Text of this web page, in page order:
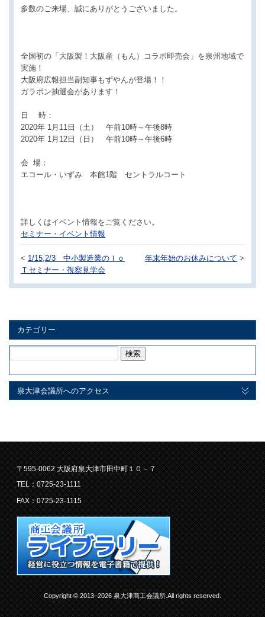
多数のご来場、誠にありがとうございました。
全国初の「大阪製！大阪産（もん）コラボ即売会」を泉州地域で
実施！
大阪府広報担当副知事もずやんが登場！！
ガラポン抽選会があります！
日 時：
2020年 1月11日（土） 午前10時～午後8時
2020年 1月12日（日） 午前10時～午後6時
会 場：
エコール・いずみ 本館1階 セントラルコート
詳しくはイベント情報をご覧ください。
セミナー・イベント情報
< 1/15,2/3 中小製造業のＩｏ
Ｔセミナー・視察見学会
年末年始のお休みについて >
カテゴリー
泉大津会議所へのアクセス
〒595-0062 大阪府泉大津市田中町１０－７
TEL：0725-23-1111
FAX：0725-23-1115
Copyright © 2013–2026 泉大津商工会議所.All rights reserved.